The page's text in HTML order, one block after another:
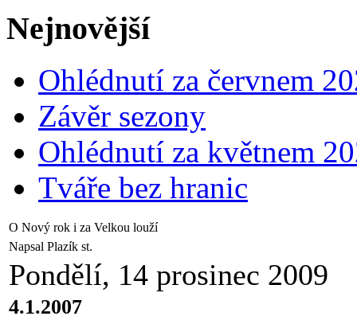
Nejnovější
Ohlédnutí za červnem
Závěr sezony
Ohlédnutí za květnem
Tváře bez hranic
O Nový rok i za Velkou louží
Napsal Plazík st.
Pondělí, 14 prosinec 2009
4.1.2007